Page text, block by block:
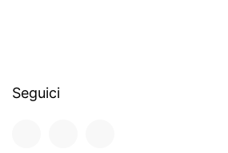
Seguici